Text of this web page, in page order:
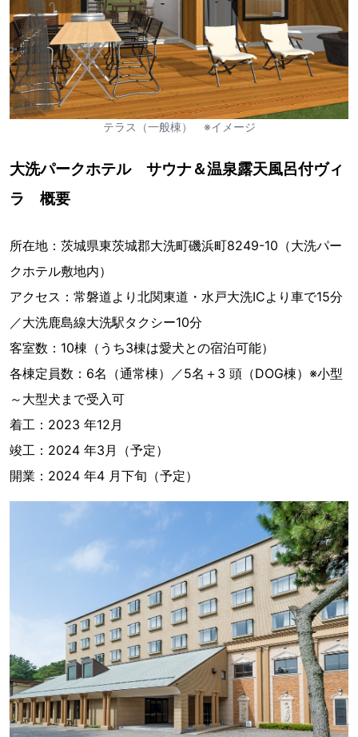
テラス（一般棟） ※イメージ
大洗パークホテル サウナ＆温泉露天風呂付ヴィ
ラ 概要
所在地：茨城県東茨城郡大洗町磯浜町8249-10（大洗パー
クホテル敷地内）
アクセス：常磐道より北関東道・水戸大洗ICより車で15分
／大洗鹿島線大洗駅タクシー10分
客室数：10棟（うち3棟は愛犬との宿泊可能）
各棟定員数：6名（通常棟）／5名＋3 頭（DOG棟）※小型
～大型犬まで受入可
着工：2023 年12月
竣工：2024 年3月（予定）
開業：2024 年4 月下旬（予定）